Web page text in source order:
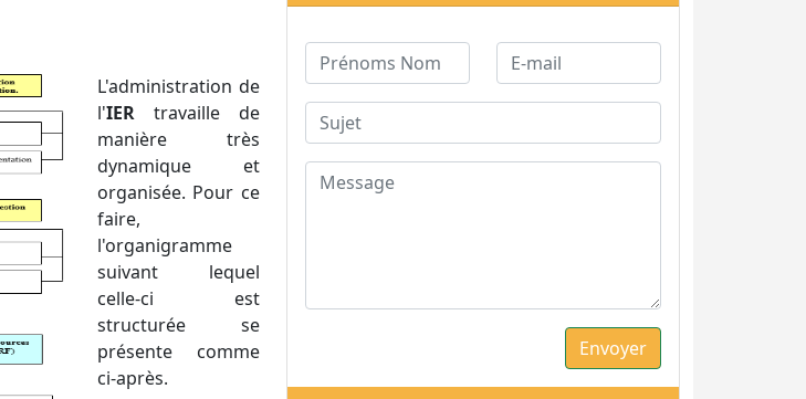
L'administration de
l'IERtravaille de
manière très
dynamique et
organisée. Pour ce
faire,
l'organigramme
suivant lequel
celle-ci est
structurée se
présente comme
ci-après.